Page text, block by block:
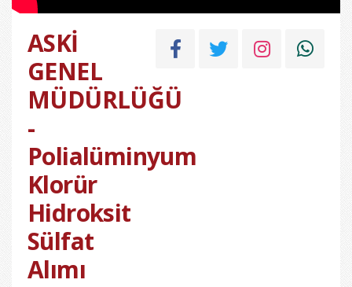
ASKİ
GENEL
MÜDÜRLÜĞÜ
-
Polialüminyum
Klorür
Hidroksit
Sülfat
Alımı